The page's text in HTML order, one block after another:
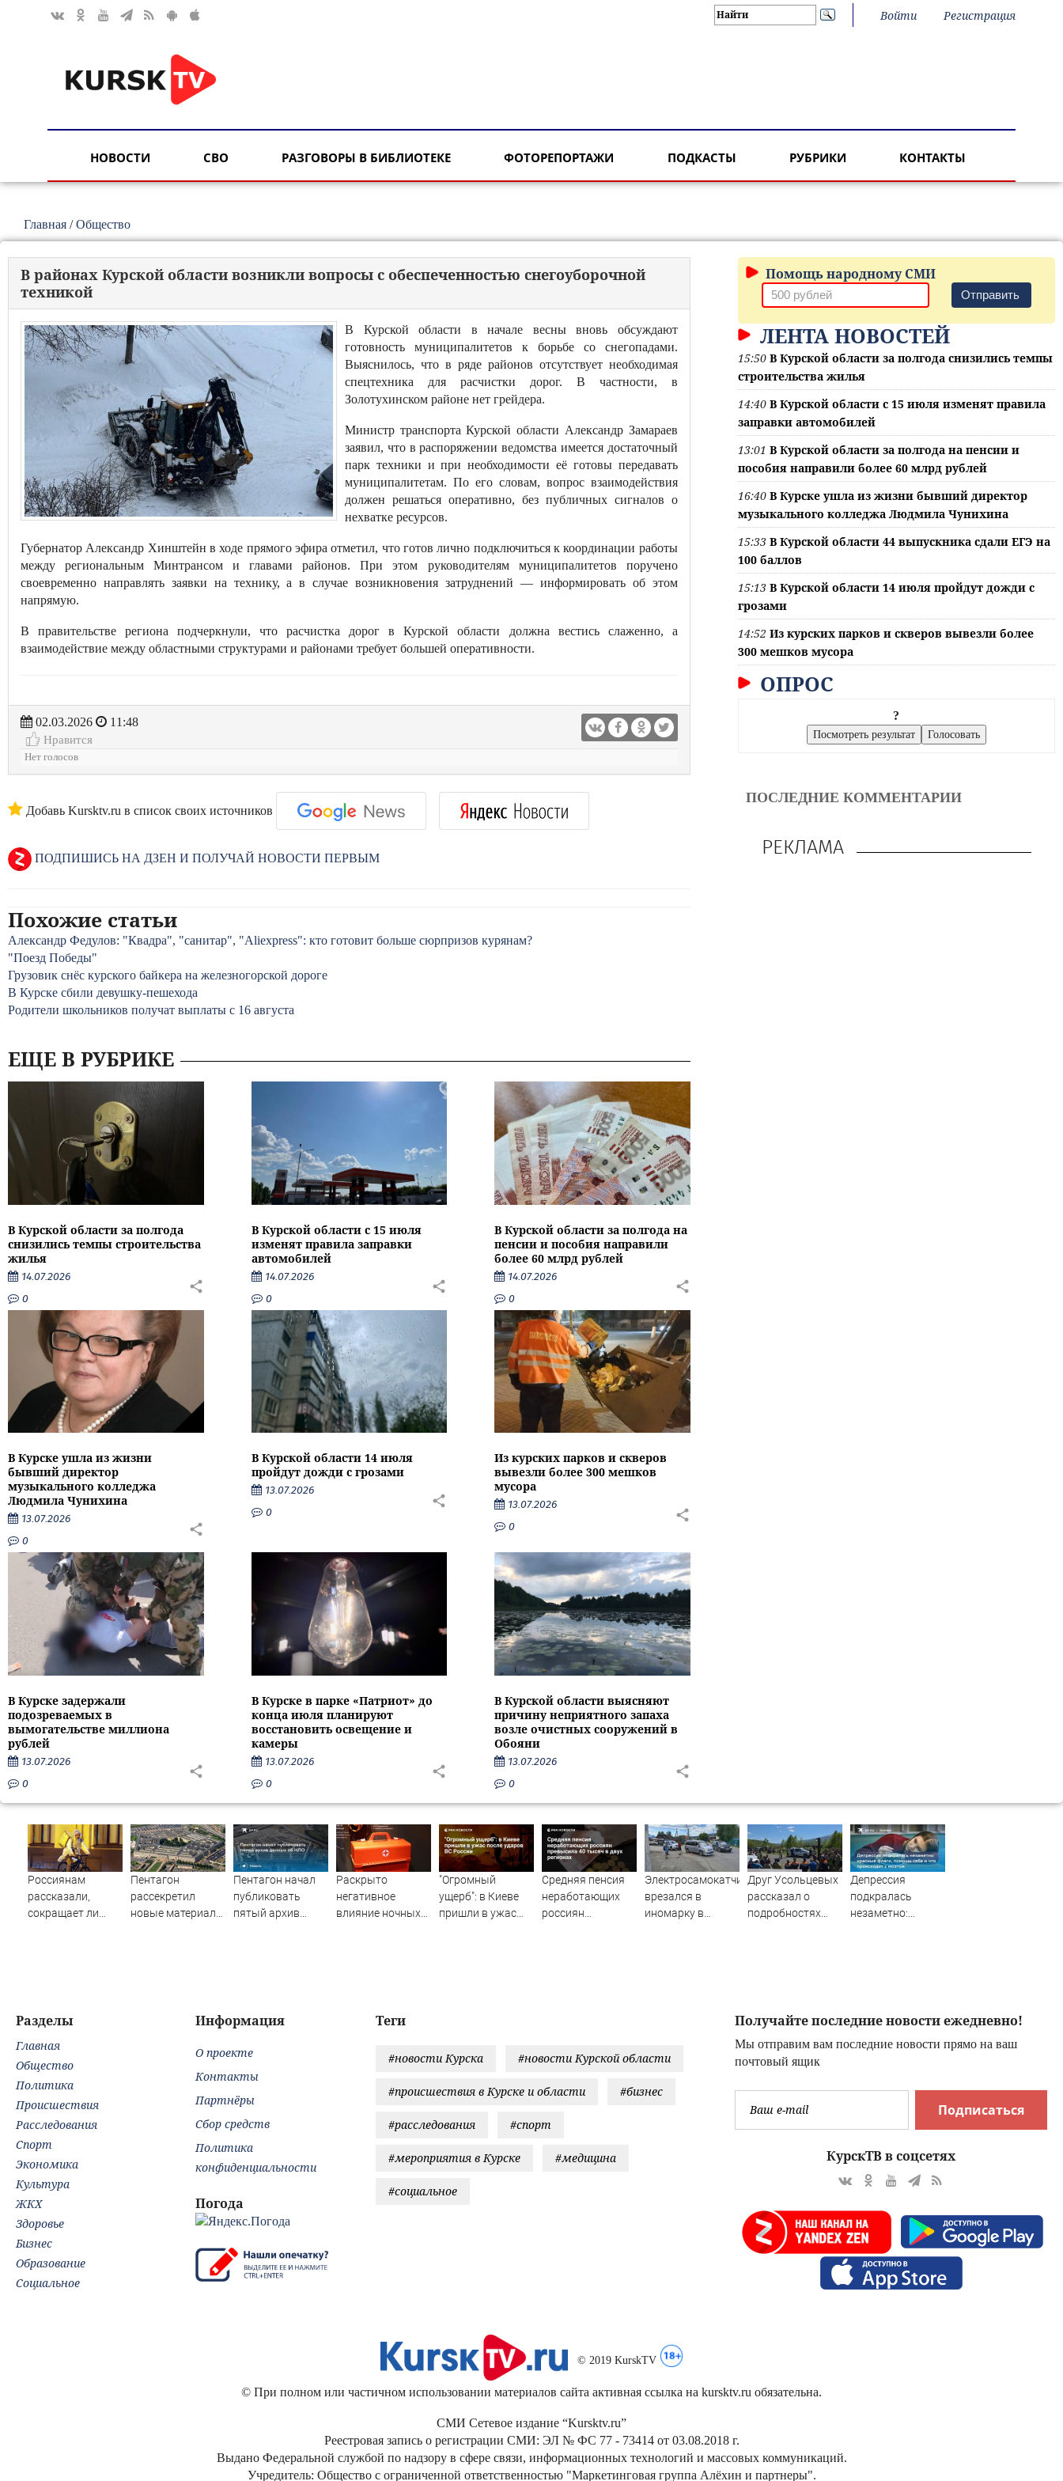
Войти Регистрация
НОВОСТИ СВО РАЗГОВОРЫ В БИБЛИОТЕКЕ ФОТОРЕПОРТАЖИ ПОДКАСТЫ РУБРИКИ КОНТАКТЫ
Главная /Общество
В районах Курской области возникли вопросы с обеспеченностью снегоуборочной
техникой
В Курской области в начале весны вновь обсуждают
готовность муниципалитетов к борьбе со снегопадами.
Выяснилось, что в ряде районов отсутствует необходимая
спецтехника для расчистки дорог. В частности, в
Золотухинском районе нет грейдера.
Министр транспорта Курской области Александр Замараев
заявил, что в распоряжении ведомства имеется достаточный
парк техники и при необходимости её готовы передавать
муниципалитетам. По его словам, вопрос взаимодействия
должен решаться оперативно, без публичных сигналов о
нехватке ресурсов.
Губернатор Александр Хинштейн в ходе прямого эфира отметил, что готов лично подключиться к координации работы
между региональным Минтрансом и главами районов. При этом руководителям муниципалитетов поручено
своевременно направлять заявки на технику, а в случае возникновения затруднений — информировать об этом
напрямую.
В правительстве региона подчеркнули, что расчистка дорог в Курской области должна вестись слаженно, а
взаимодействие между областными структурами и районами требует большей оперативности.
02.03.2026
11:48
Нравится
Нет голосов
Добавь Kursktv.ru в список своих источников
ПОДПИШИСЬ НА ДЗЕН И ПОЛУЧАЙ НОВОСТИ ПЕРВЫМ
Похожие статьи
Александр Федулов: "Квадра", "санитар", "Аliexpress": кто готовит больше сюрпризов курянам?
"Поезд Победы"
Грузовик снёс курского байкера на железногорской дороге
В Курске сбили девушку-пешехода
Родители школьников получат выплаты с 16 августа
ЕЩЕ В РУБРИКЕ
В Курской области за полгода
снизились темпы строительства
жилья
14.07.2026
0
В Курской области с 15 июля
изменят правила заправки
автомобилей
14.07.2026
0
В Курской области за полгода на
пенсии и пособия направили
более 60 млрд рублей
14.07.2026
0
В Курске ушла из жизни
бывший директор
музыкального колледжа
Людмила Чунихина
13.07.2026
0
В Курской области 14 июля
пройдут дожди с грозами
13.07.2026
0
Из курских парков и скверов
вывезли более 300 мешков
мусора
13.07.2026
0
В Курске задержали
подозреваемых в
вымогательстве миллиона
рублей
13.07.2026
0
В Курске в парке «Патриот» до
конца июля планируют
восстановить освещение и
камеры
13.07.2026
0
В Курской области выясняют
причину неприятного запаха
возле очистных сооружений в
Обояни
13.07.2026
0
Помощь народному СМИ
Отправить
ЛЕНТА НОВОСТЕЙ
15:50 В Курской области за полгода снизились темпы
строительства жилья
14:40 В Курской области с 15 июля изменят правила
заправки автомобилей
13:01 В Курской области за полгода на пенсии и
пособия направили более 60 млрд рублей
16:40 В Курске ушла из жизни бывший директор
музыкального колледжа Людмила Чунихина
15:33 В Курской области 44 выпускника сдали ЕГЭ на
100 баллов
15:13 В Курской области 14 июля пройдут дожди с
грозами
14:52 Из курских парков и скверов вывезли более
300 мешков мусора
ОПРОС
?
ПОСЛЕДНИЕ КОММЕНТАРИИ
РЕКЛАМА
Россиянам
рассказали,
сокращает ли
Пентагон
рассекретил
новые материалы
Пентагон начал
публиковать
пятый архив
Раскрыто
негативное
влияние ночных
"Огромный
ущерб": в Киеве
пришли в ужас
Средняя пенсия
неработающих
россиян
Электросамокатчик
врезался в
иномарку в
Друг Усольцевых
рассказал о
подробностях
Депрессия
подкралась
незаметно:
Получайте последние новости ежедневно!
Мы отправим вам последние новости прямо на ваш
почтовый ящик
Подписаться
КурскТВ в соцсетях
Теги
#новости Курска #новости Курской области
#происшествия в Курске и области #бизнес
#расследования #спорт
#мероприятия в Курске #медицина
#социальное
Разделы
Главная
Общество
Политика
Происшествия
Расследования
Спорт
Экономика
Культура
ЖКХ
Здоровье
Бизнес
Образование
Социальное
Информация
О проекте
Контакты
Партнёры
Сбор средств
Политика
конфиденциальности
Погода
© 2019 KurskTV
© При полном или частичном использовании материалов сайта активная ссылка на kursktv.ru обязательна.
СМИ Сетевое издание “Kursktv.ru”
Реестровая запись о регистрации СМИ: ЭЛ № ФС 77 - 73414 от 03.08.2018 г.
Выдано Федеральной службой по надзору в сфере связи, информационных технологий и массовых коммуникаций.
Учредитель: Общество с ограниченной ответственностью "Маркетинговая группа Алёхин и партнеры".